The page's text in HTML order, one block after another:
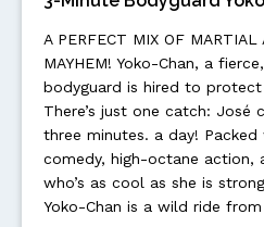
A PERFECT MIX OF MARTIAL
MAYHEM! Yoko-Chan, a
bodyguard is hired to
There’s just one catch:
three minutes. a day!
comedy, high-octane action,
who’s as cool as she is
Yoko-Chan is a wild ride